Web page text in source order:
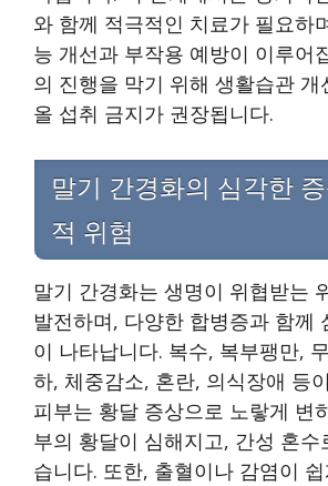
와 함께 적극적인 치료가 필요하
능 개선과 부작용 예방이 이루어
의 진행을 막기 위해 생활습관 개
올 섭취 금지가 권장됩니다.
말기 간경화의 심각한
적 위험
말기 간경화는 생명이 위협받는
발전하며, 다양한 합병증과 함께
이 나타납니다. 복수, 복부팽만,
하, 체중감소, 혼란, 의식장애 등
피부는 황달 증상으로 노랗게 변
부의 황달이 심해지고, 간성 혼수
습니다. 또한, 출혈이나 감염이